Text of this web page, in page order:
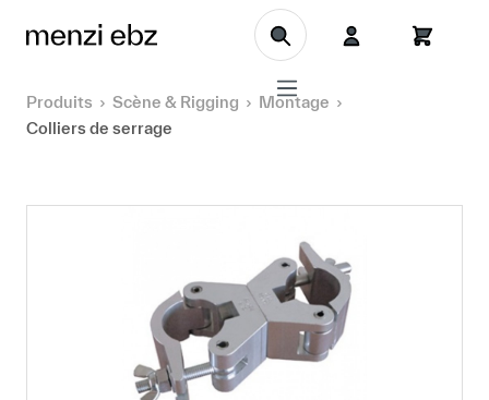
Aller au contenu principal
Produits Scène & Rigging
Montage
Colliers de serrage